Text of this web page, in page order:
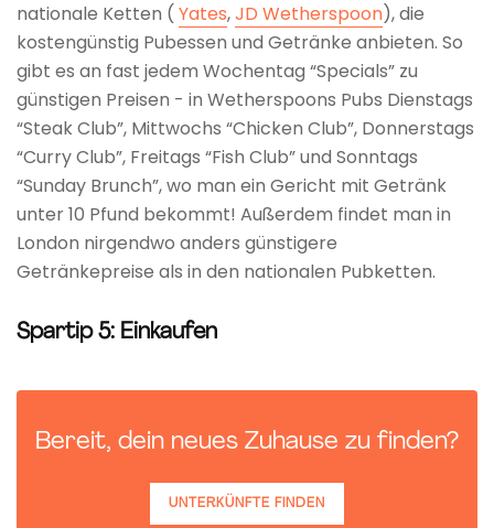
nationale Ketten ( Yates,JD Wetherspoon), die
kostengünstig Pubessen und Getränke anbieten. So
gibt es an fast jedem Wochentag “Specials” zu
günstigen Preisen - in Wetherspoons Pubs Dienstags
“Steak Club”, Mittwochs “Chicken Club”, Donnerstags
“Curry Club”, Freitags “Fish Club” und Sonntags
“Sunday Brunch”, wo man ein Gericht mit Getränk
unter 10 Pfund bekommt! Außerdem findet man in
London nirgendwo anders günstigere
Getränkepreise als in den nationalen Pubketten.
Spartip 5: Einkaufen
Bereit, dein neues Zuhause zu finden?
UNTERKÜNFTE FINDEN